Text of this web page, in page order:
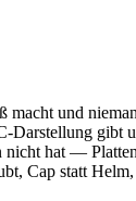
macht und
Darstellung gibt
nicht hat —
Cap statt Helm,